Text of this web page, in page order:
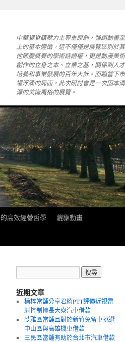
中華貔貅館就力主尊重原創，強調動畫至
上的基本遵循，這不僅僅是展覽區別於其
他節慶獎賽的學術話語權，更是動漫美術
創作的立身之本、立業之基，關係到人才
培養和事業發展的百年大計。面臨當下市
場浮躁的局面，此次研討會是一次固本清
源的美術風格的展覽。
高效經營哲學
貔貅動畫
近期文章
楠梓當舖分享君綺PTT評價近視雷
射控制擅長大寮汽車借款
苓雅區當舖且對於新竹免留車挑選
中山區與高雄機車借款
三民區當舖有助於台北市汽車借款